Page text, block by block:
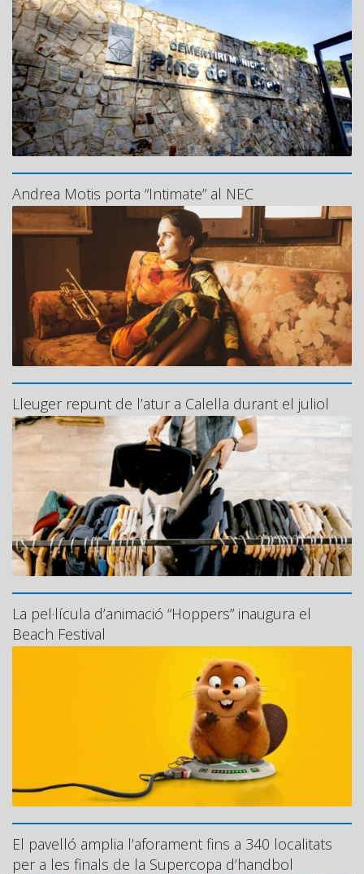
Andrea Motis porta “Intimate” al NEC
Lleuger repunt de l’atur a Calella durant el juliol
La pel·lícula d’animació “Hoppers” inaugura el
Beach Festival
El pavelló amplia l’aforament fins a 340 localitats
per a les finals de la Supercopa d’handbol